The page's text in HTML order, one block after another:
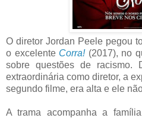
O diretor Jordan Peele pegou
o excelente Corra! (2017), no
sobre questões de racismo.
extraordinária como diretor, a
segundo filme, era alta e ele
A trama acompanha a